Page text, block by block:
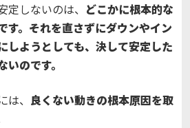
定しないのは、 どこかに根本的な
す。それを直さずにダウンやイン
しようとしても、決して安定した
のです。
、 良くない動きの根本原因を取